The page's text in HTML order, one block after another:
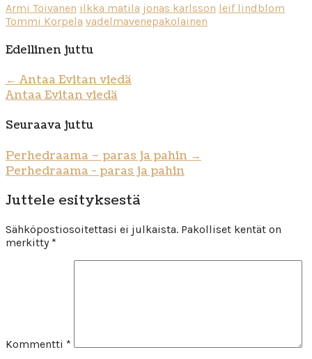
Armi Toivanen ilkka matila jonas karlsson leif lindblom
Tommi Korpela vadelmavenepakolainen
Edellinen juttu
← Antaa Evitan viedä
Antaa Evitan viedä
Seuraava juttu
Perhedraama – paras ja pahin →
Perhedraama - paras ja pahin
Juttele esityksestä
Sähköpostiosoitettasi ei julkaista. Pakolliset kentät on
merkitty *
Kommentti *